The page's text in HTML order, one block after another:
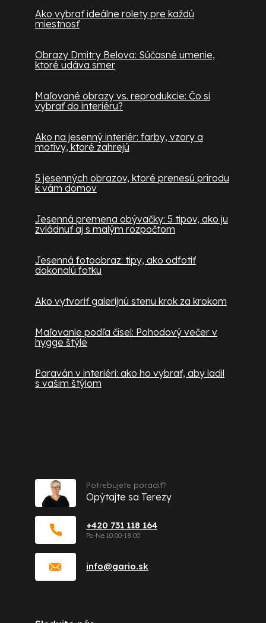
Ako vybrať ideálne rolety pre každú
miestnosť
Obrazy Dmitry Belova: Súčasné umenie,
ktoré udáva smer
Maľované obrazy vs. reprodukcie: Čo si
vybrať do interiéru?
Ako na jesenný interiér: farby, vzory a
motívy, ktoré zahrejú
5 jesenných obrazov, ktoré prenesú prírodu
k vám domov
Jesenná premena obývačky: 5 tipov, ako ju
zvládnuť aj s malým rozpočtom
Jesenná fotoobraz: tipy, ako odfotiť
dokonalú fotku
Ako vytvoriť galerijnú stenu krok za krokom
Maľovanie podľa čísel: Pohodový večer v
hygge štýle
Paraván v interiéri: ako ho vybrať, aby ladil
s vašim štýlom
info@gario.sk
+420 731 118 164
Potrebujete poradiť?
Opýtajte sa Terezy